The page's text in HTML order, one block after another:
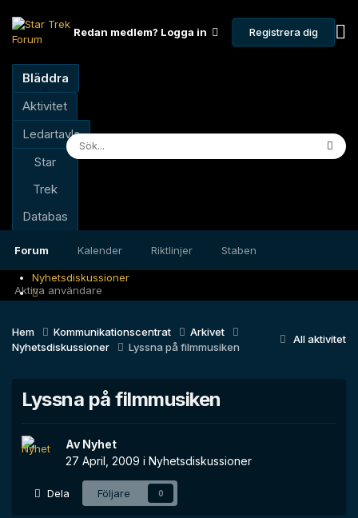
Redan medlem? Logga in Registrera dig
Bläddra
Forum Kalender Riktlinjer Staben
Aktiva användare
Aktivitet
Ledartavla
Star
Trek
Databas
Nyhetsdiskussioner
All aktivitet
Hem Kommunikationscentrat
Arkivet
Nyhetsdiskussioner
Lyssna på filmmusiken
Lyssna på filmmusiken
Av Nyhet
27 April, 2009 i Nyhetsdiskussioner
Dela Följare 0